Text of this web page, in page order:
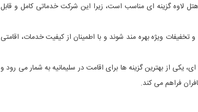
لاوه گزینه ای مناسب است، زیرا این شرکت خدماتی کامل و قابل
ویژه بهره مند شوند و با اطمینان از کیفیت خدمات، اقامتی
یکی از بهترین گزینه ها برای اقامت در سلیمانیه به شمار می رود و
فراهم می کند.